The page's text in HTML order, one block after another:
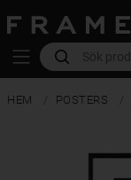
HEM POSTERS